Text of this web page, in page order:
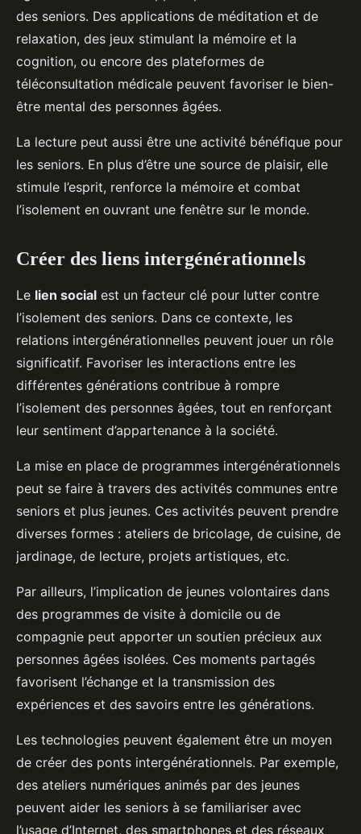
des seniors. Des applications de méditation et de
relaxation, des jeux stimulant la mémoire et la
cognition, ou encore des plateformes de
téléconsultation médicale peuvent favoriser le bien-
être mental des personnes âgées.
La lecture peut aussi être une activité bénéfique pour
les seniors. En plus d’être une source de plaisir, elle
stimule l’esprit, renforce la mémoire et combat
l’isolement en ouvrant une fenêtre sur le monde.
Créer des liens intergénérationnels
Le lien social est un facteur clé pour lutter contre
l’isolement des seniors. Dans ce contexte, les
relations intergénérationnelles peuvent jouer un rôle
significatif. Favoriser les interactions entre les
différentes générations contribue à rompre
l’isolement des personnes âgées, tout en renforçant
leur sentiment d’appartenance à la société.
La mise en place de programmes intergénérationnels
peut se faire à travers des activités communes entre
seniors et plus jeunes. Ces activités peuvent prendre
diverses formes : ateliers de bricolage, de cuisine, de
jardinage, de lecture, projets artistiques, etc.
Par ailleurs, l’implication de jeunes volontaires dans
des programmes de visite à domicile ou de
compagnie peut apporter un soutien précieux aux
personnes âgées isolées. Ces moments partagés
favorisent l’échange et la transmission des
expériences et des savoirs entre les générations.
Les technologies peuvent également être un moyen
de créer des ponts intergénérationnels. Par exemple,
des ateliers numériques animés par des jeunes
peuvent aider les seniors à se familiariser avec
l’usage d’Internet, des smartphones et des réseaux